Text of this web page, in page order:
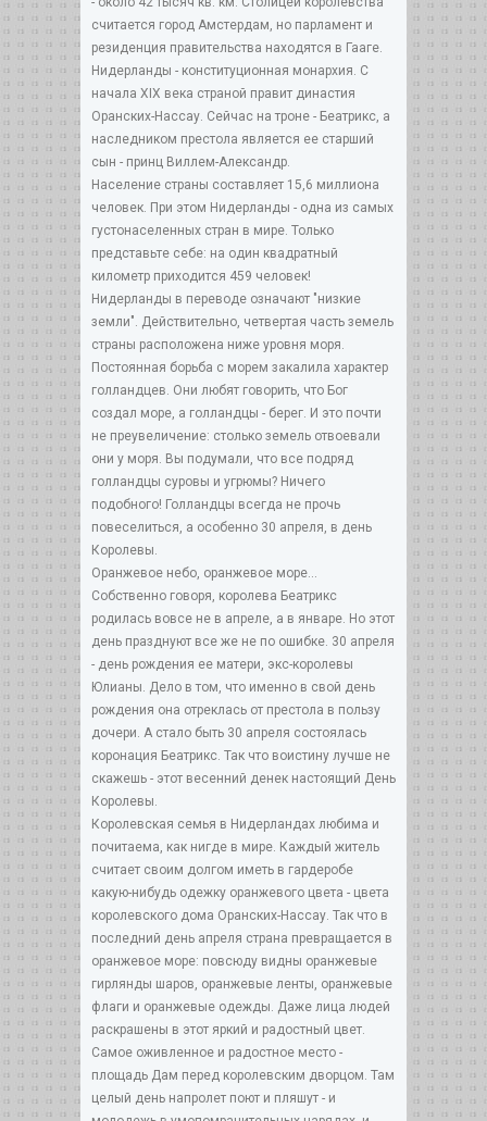
считается город Амстердам, но парламент и
резиденция правительства находятся в Гааге.
Нидерланды - конституционная монархия. С
начала XIX века страной правит династия
Оранских-Нассау. Сейчас на троне - Беатрикс, а
наследником престола является ее старший
сын - принц Виллем-Александр.
Население страны составляет 15,6 миллиона
человек. При этом Нидерланды - одна из самых
густонаселенных стран в мире. Только
представьте себе: на один квадратный
километр приходится 459 человек!
Нидерланды в переводе означают "низкие
земли". Действительно, четвертая часть земель
страны расположена ниже уровня моря.
Постоянная борьба с морем закалила характер
голландцев. Они любят говорить, что Бог
создал море, а голландцы - берег. И это почти
не преувеличение: столько земель отвоевали
они у моря. Вы подумали, что все подряд
голландцы суровы и угрюмы? Ничего
подобного! Голландцы всегда не прочь
повеселиться, а особенно 30 апреля, в день
Королевы.
Оранжевое небо, оранжевое море...
Собственно говоря, королева Беатрикс
родилась вовсе не в апреле, а в январе. Но этот
день празднуют все же не по ошибке. 30 апреля
- день рождения ее матери, экс-королевы
Юлианы. Дело в том, что именно в свой день
рождения она отреклась от престола в пользу
дочери. А стало быть 30 апреля состоялась
коронация Беатрикс. Так что воистину лучше не
скажешь - этот весенний денек настоящий День
Королевы.
Королевская семья в Нидерландах любима и
почитаема, как нигде в мире. Каждый житель
считает своим долгом иметь в гардеробе
какую-нибудь одежку оранжевого цвета - цвета
королевского дома Оранских-Нассау. Так что в
последний день апреля страна превращается в
оранжевое море: повсюду видны оранжевые
гирлянды шаров, оранжевые ленты, оранжевые
флаги и оранжевые одежды. Даже лица людей
раскрашены в этот яркий и радостный цвет.
Самое оживленное и радостное место -
площадь Дам перед королевским дворцом. Там
целый день напролет поют и пляшут - и